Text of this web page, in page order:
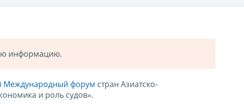
информацию.
Международный форум стран Азиатско-
и роль судов».